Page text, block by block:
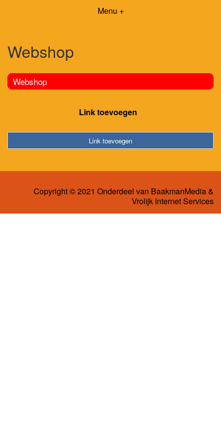
Menu +
Webshop
Webshop
Link toevoegen
Link toevoegen
Copyright © 2021 Onderdeel van BaakmanMedia&
Vrolijk Internet Services